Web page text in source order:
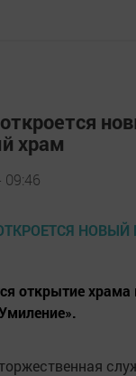
храм
09:46
открытие